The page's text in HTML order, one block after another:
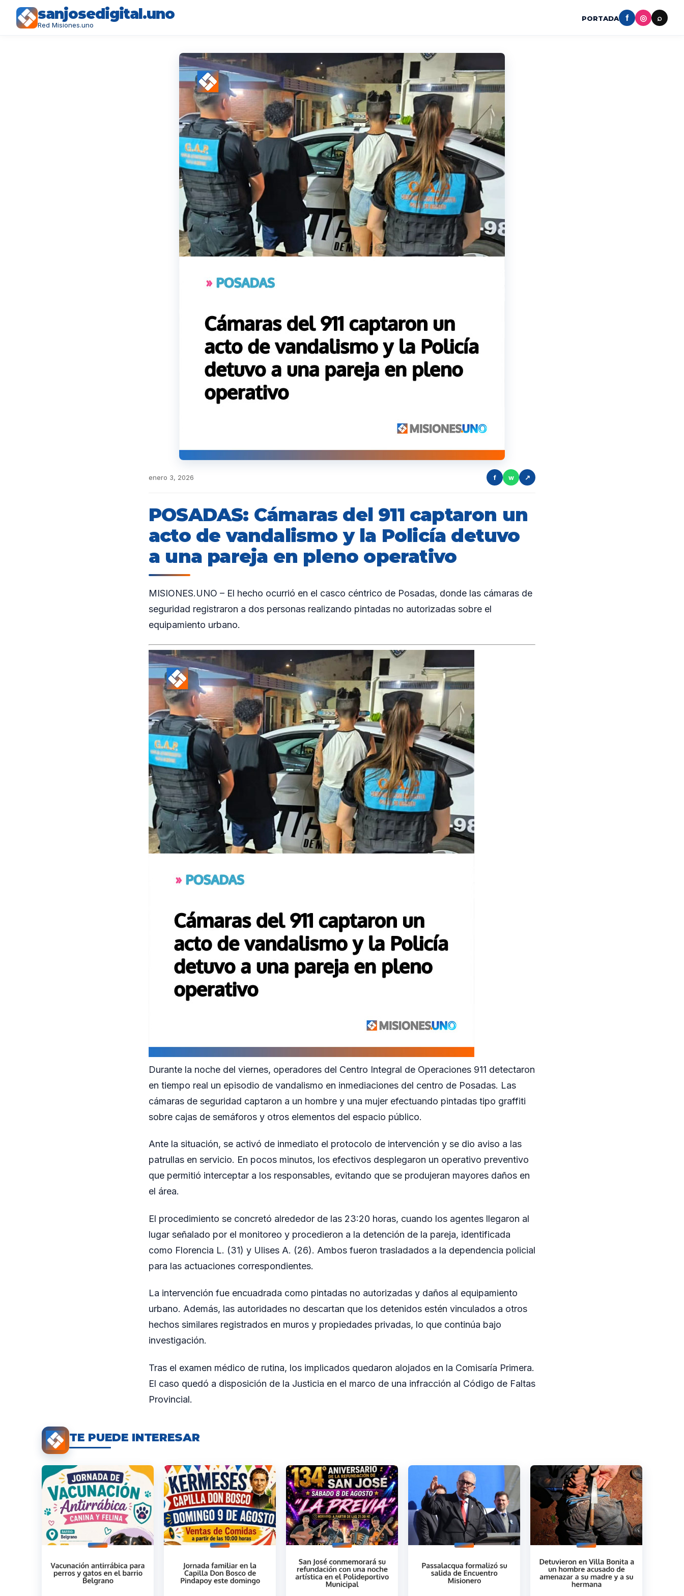
sanjosedigital.uno
Red Misiones.uno
PORTADA f ◎ ⌕
enero 3, 2026 f w ↗
POSADAS: Cámaras del 911 captaron un
acto de vandalismo y la Policía detuvo
a una pareja en pleno operativo
MISIONES.UNO – El hecho ocurrió en el casco céntrico de Posadas, donde las cámaras de
seguridad registraron a dos personas realizando pintadas no autorizadas sobre el
equipamiento urbano.
Durante la noche del viernes, operadores del Centro Integral de Operaciones 911 detectaron
en tiempo real un episodio de vandalismo en inmediaciones del centro de Posadas. Las
cámaras de seguridad captaron a un hombre y una mujer efectuando pintadas tipo graffiti
sobre cajas de semáforos y otros elementos del espacio público.
Ante la situación, se activó de inmediato el protocolo de intervención y se dio aviso a las
patrullas en servicio. En pocos minutos, los efectivos desplegaron un operativo preventivo
que permitió interceptar a los responsables, evitando que se produjeran mayores daños en
el área.
El procedimiento se concretó alrededor de las 23:20 horas, cuando los agentes llegaron al
lugar señalado por el monitoreo y procedieron a la detención de la pareja, identificada
como Florencia L. (31) y Ulises A. (26). Ambos fueron trasladados a la dependencia policial
para las actuaciones correspondientes.
La intervención fue encuadrada como pintadas no autorizadas y daños al equipamiento
urbano. Además, las autoridades no descartan que los detenidos estén vinculados a otros
hechos similares registrados en muros y propiedades privadas, lo que continúa bajo
investigación.
Tras el examen médico de rutina, los implicados quedaron alojados en la Comisaría Primera.
El caso quedó a disposición de la Justicia en el marco de una infracción al Código de Faltas
Provincial.
TE PUEDE INTERESAR